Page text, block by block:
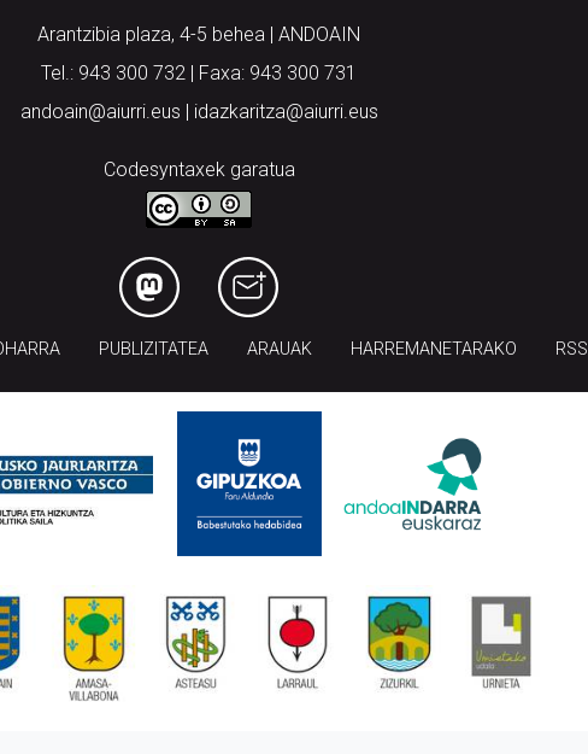
Arantzibia plaza, 4-5 behea | ANDOAIN
Tel.: 943 300 732 | Faxa: 943 300 731
andoain@aiurri.eus | idazkaritza@aiurri.eus
Codesyntaxek garatua
PUBLIZITATEA ARAUAK HARREMANETARAKO RSS